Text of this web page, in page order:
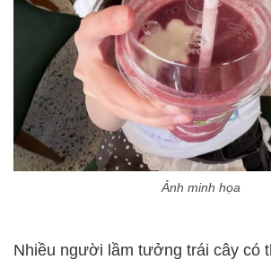
Ảnh minh họa
Nhiều người lầm tưởng trái cây có